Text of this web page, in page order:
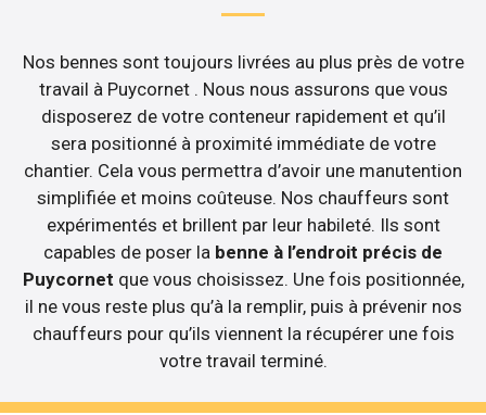
Nos bennes sont toujours livrées au plus près de votre
travail à Puycornet . Nous nous assurons que vous
disposerez de votre conteneur rapidement et qu’il
sera positionné à proximité immédiate de votre
chantier. Cela vous permettra d’avoir une manutention
simplifiée et moins coûteuse. Nos chauffeurs sont
expérimentés et brillent par leur habileté. Ils sont
capables de poser la benne à l’endroit précis de
Puycornet que vous choisissez. Une fois positionnée,
il ne vous reste plus qu’à la remplir, puis à prévenir nos
chauffeurs pour qu’ils viennent la récupérer une fois
votre travail terminé.